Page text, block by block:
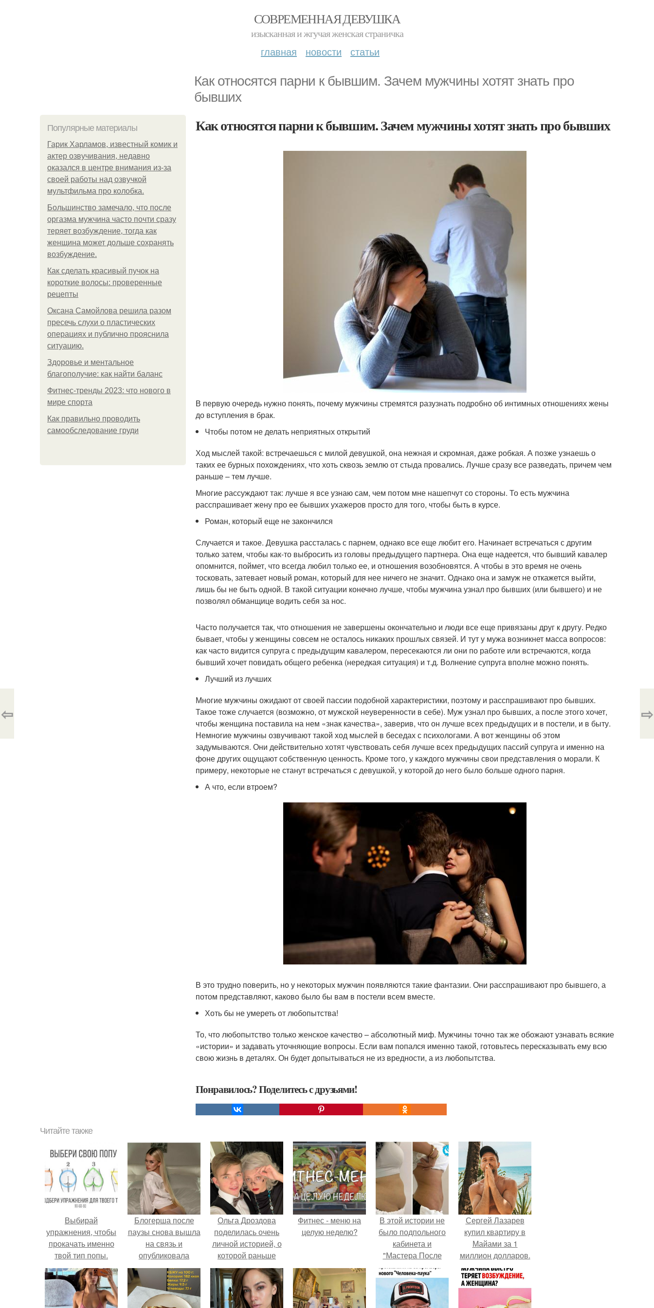
СОВРЕМЕННАЯ ДЕВУШКА
изысканная и жгучая женская страничка
главная новости статьи
Как относятся парни к бывшим. Зачем мужчины хотят знать про
бывших
Популярные материалы
Гарик Харламов, известный комик и
актер озвучивания, недавно
оказался в центре внимания из-за
своей работы над озвучкой
мультфильма про колобка.
Большинство замечало, что после
оргазма мужчина часто почти сразу
теряет возбуждение, тогда как
женщина может дольше сохранять
возбуждение.
Как сделать красивый пучок на
короткие волосы: проверенные
рецепты
Оксана Самойлова решила разом
пресечь слухи о пластических
операциях и публично прояснила
ситуацию.
Здоровье и ментальное
благополучие: как найти баланс
Фитнес-тренды 2023: что нового в
мире спорта
Как правильно проводить
самообследование груди
Как относятся парни к бывшим. Зачем мужчины хотят знать про бывших
В первую очередь нужно понять, почему мужчины стремятся разузнать подробно об интимных отношениях жены
до вступления в брак.
Чтобы потом не делать неприятных открытий
Ход мыслей такой: встречаешься с милой девушкой, она нежная и скромная, даже робкая. А позже узнаешь о
таких ее бурных похождениях, что хоть сквозь землю от стыда провались. Лучше сразу все разведать, причем чем
раньше – тем лучше.
Многие рассуждают так: лучше я все узнаю сам, чем потом мне нашепчут со стороны. То есть мужчина
расспрашивает жену про ее бывших ухажеров просто для того, чтобы быть в курсе.
Роман, который еще не закончился
Случается и такое. Девушка рассталась с парнем, однако все еще любит его. Начинает встречаться с другим
только затем, чтобы как-то выбросить из головы предыдущего партнера. Она еще надеется, что бывший кавалер
опомнится, поймет, что всегда любил только ее, и отношения возобновятся. А чтобы в это время не очень
тосковать, затевает новый роман, который для нее ничего не значит. Однако она и замуж не откажется выйти,
лишь бы не быть одной. В такой ситуации конечно лучше, чтобы мужчина узнал про бывших (или бывшего) и не
позволял обманщице водить себя за нос.
Часто получается так, что отношения не завершены окончательно и люди все еще привязаны друг к другу. Редко
бывает, чтобы у женщины совсем не осталось никаких прошлых связей. И тут у мужа возникнет масса вопросов:
как часто видится супруга с предыдущим кавалером, пересекаются ли они по работе или встречаются, когда
бывший хочет повидать общего ребенка (нередкая ситуация) и т.д. Волнение супруга вполне можно понять.
Лучший из лучших
Многие мужчины ожидают от своей пассии подобной характеристики, поэтому и расспрашивают про бывших.
Такое тоже случается (возможно, от мужской неуверенности в себе). Муж узнал про бывших, а после этого хочет,
чтобы женщина поставила на нем «знак качества», заверив, что он лучше всех предыдущих и в постели, и в быту.
Немногие мужчины озвучивают такой ход мыслей в беседах с психологами. А вот женщины об этом
задумываются. Они действительно хотят чувствовать себя лучше всех предыдущих пассий супруга и именно на
фоне других ощущают собственную ценность. Кроме того, у каждого мужчины свои представления о морали. К
примеру, некоторые не станут встречаться с девушкой, у которой до него было больше одного парня.
А что, если втроем?
В это трудно поверить, но у некоторых мужчин появляются такие фантазии. Они расспрашивают про бывшего, а
потом представляют, каково было бы вам в постели всем вместе.
Хоть бы не умереть от любопытства!
То, что любопытство только женское качество – абсолютный миф. Мужчины точно так же обожают узнавать всякие
«истории» и задавать уточняющие вопросы. Если вам попался именно такой, готовьтесь пересказывать ему всю
свою жизнь в деталях. Он будет допытываться не из вредности, а из любопытства.
Понравилось? Поделитесь с друзьями!
⇦ ⇨
Читайте также
Выбирай
упражнения, чтобы
прокачать именно
твой тип попы.
Блогерша после
паузы снова вышла
на связь и
опубликовала
свежую серию
кадров из спальни.
Ольга Дроздова
поделилась очень
личной историей, о
которой раньше
почти не говорила.
Фитнес - меню на
целую неделю?
В этой истории не
было подпольного
кабинета и
"Мастера После
Двухнедельных
Курсов".
Сергей Лазарев
купил квартиру в
Майами за 1
миллион долларов.